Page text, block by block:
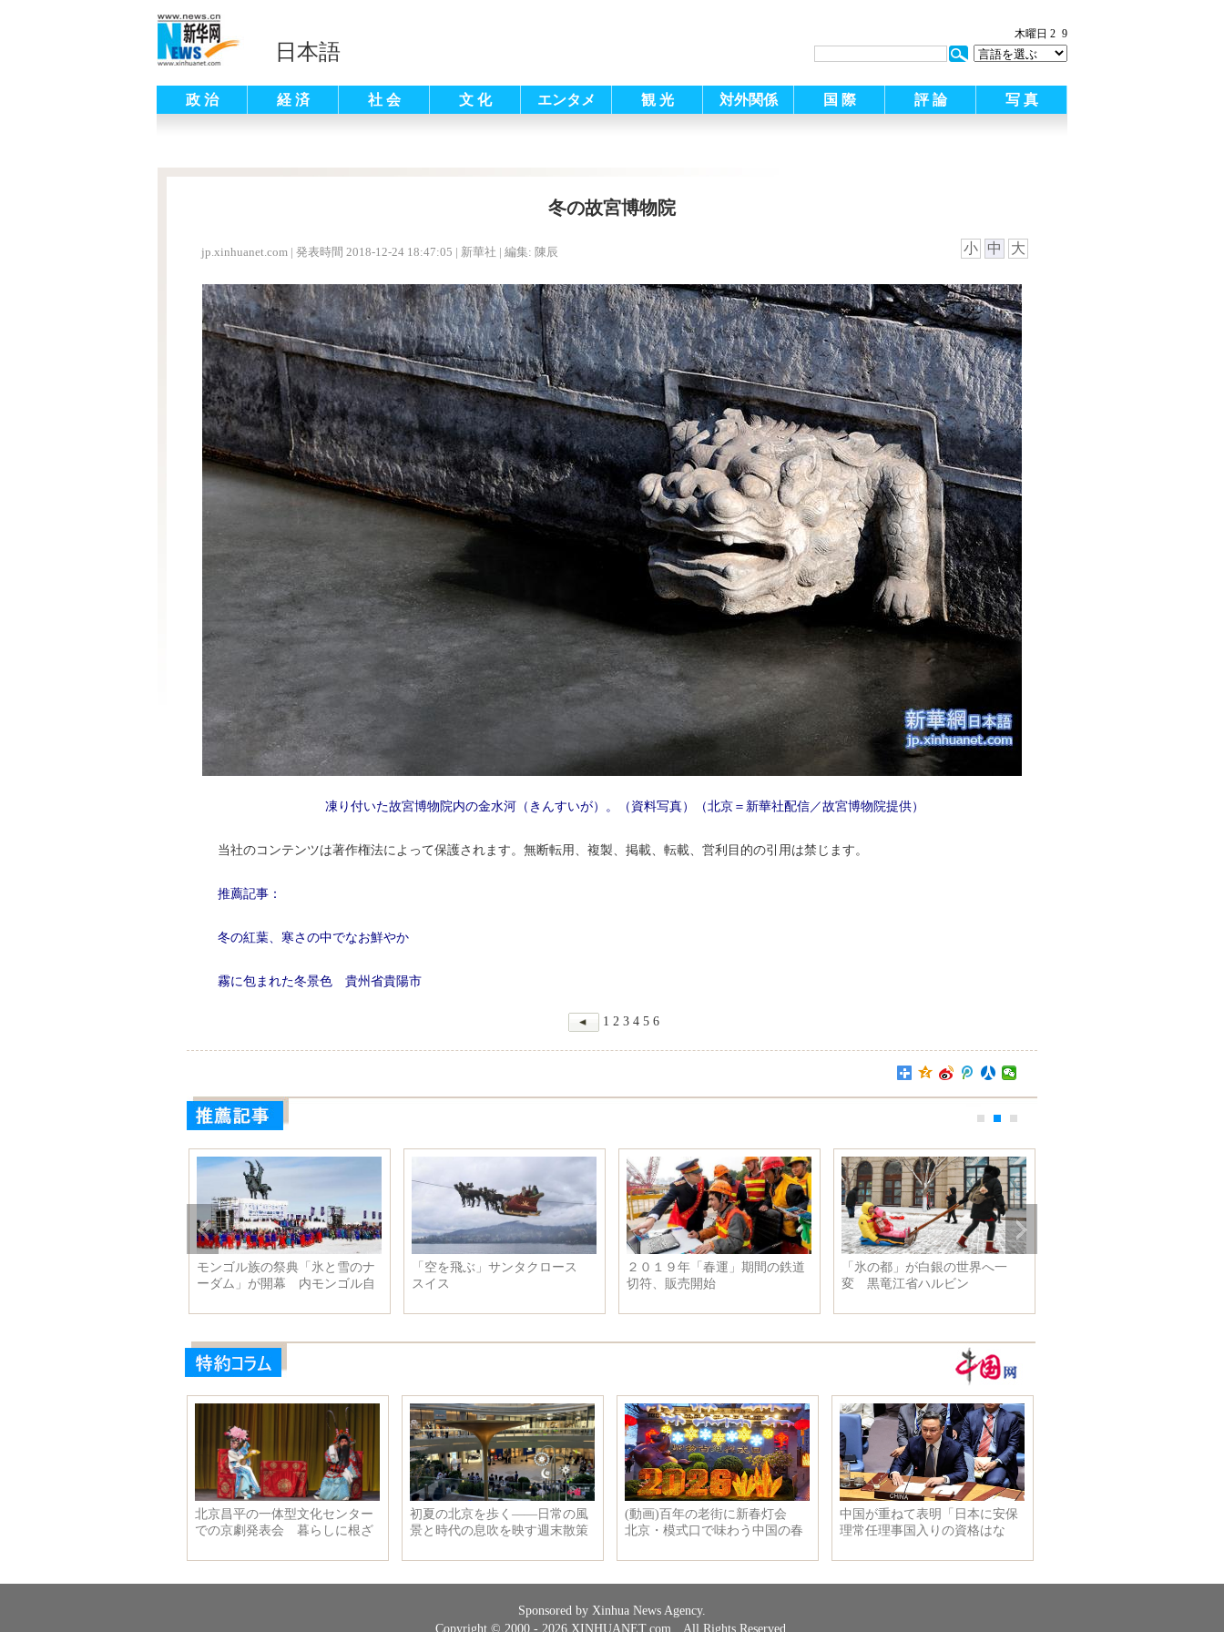
日本語
木曜日 2 9
政 治 経 済 社 会 文 化 エンタメ 観 光 対外関係 国 際 評 論 写 真
冬の故宮博物院
jp.xinhuanet.com | 発表時間 2018-12-24 18:47:05 | 新華社 | 編集: 陳辰 小 中 大
凍り付いた故宮博物院内の金水河（きんすいが）。（資料写真）（北京＝新華社配信／故宮博物院提供）
当社のコンテンツは著作権法によって保護されます。無断転用、複製、掲載、転載、営利目的の引用は禁じます。
推薦記事：
冬の紅葉、寒さの中でなお鮮やか
霧に包まれた冬景色 貴州省貴陽市
1 2 3 4 5 6
「冬至」に寒中水泳 遼寧省瀋
陽市
霧に浮かぶ摩天楼 江蘇省揚州
市
プーチン大統領、年末恒例会見
開く
第９回竜潭氷雪祭が開幕 北京
市
Sponsored by Xinhua News Agency.
Copyright © 2000 - 2026 XINHUANET.com All Rights Reserved.